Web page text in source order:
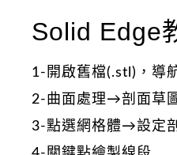
Solid Edge
1-開啟舊檔(.stl)，導
2-曲面處理→剖面草
3-點選網格體→設定